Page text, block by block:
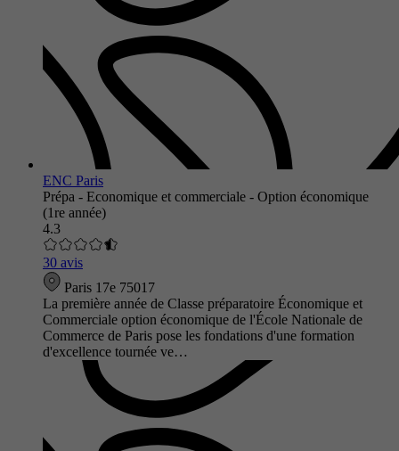
ENC Paris
Prépa - Economique et commerciale - Option économique
(1re année)
4.3
30 avis
Paris 17e 75017
La première année de Classe préparatoire Économique et
Commerciale option économique de l'École Nationale de
Commerce de Paris pose les fondations d'une formation
d'excellence tournée ve…